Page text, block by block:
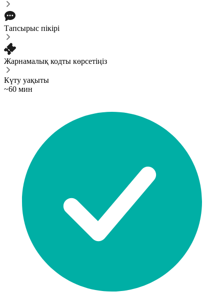
Тапсырыс пікірі
Жарнамалық кодты көрсетіңіз
Күту уақыты
~60 мин